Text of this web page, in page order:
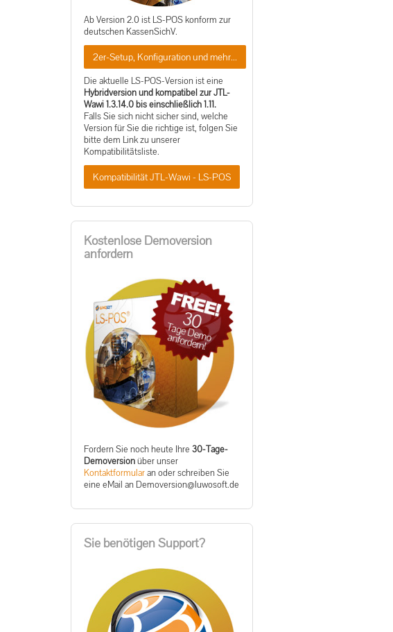
Ab Version 2.0 ist LS-POS konform zur
deutschen KassenSichV.
2er-Setup, Konfiguration und mehr...
Die aktuelle LS-POS-Version ist eine
Hybridversion und kompatibel zur JTL-
Wawi 1.3.14.0 bis einschließlich 1.11.
Falls Sie sich nicht sicher sind, welche
Version für Sie die richtige ist, folgen Sie
bitte dem Link zu unserer
Kompatibilitätsliste.
Kompatibilität JTL-Wawi - LS-POS
Kostenlose Demoversion
anfordern
Fordern Sie noch heute Ihre 30-Tage-
Demoversionüber unser
Kontaktformularan oder schreiben Sie
eine eMail an ed.tfosowul@noisrevomeD
Sie benötigen Support?